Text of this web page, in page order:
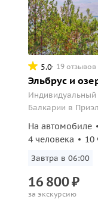
5.0 19 отзывов
Эльбрус и
Балкарии в
На автомобиле
4 человека
10
Завтра в 06:00
16 800₽
за экскурсию